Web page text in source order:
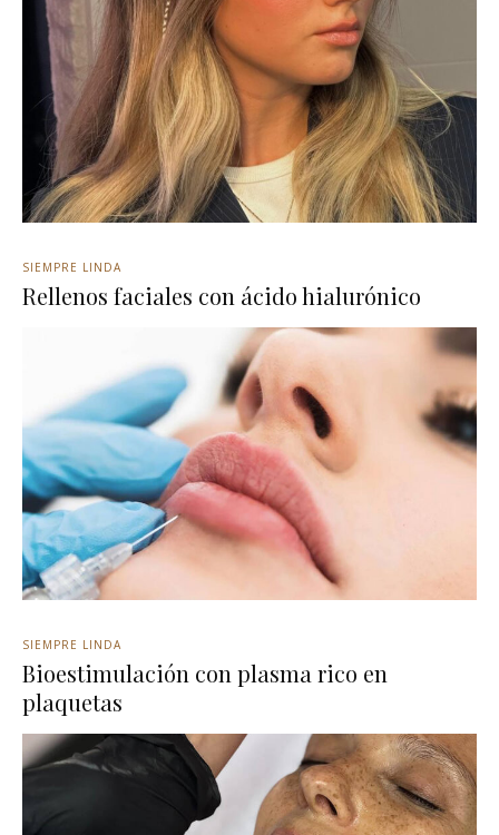
SIEMPRE LINDA
Rellenos faciales con ácido hialurónico
SIEMPRE LINDA
Bioestimulación con plasma rico en
plaquetas